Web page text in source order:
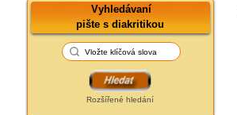
Vyhledávaní
pište s diakritikou
Rozšířené hledání